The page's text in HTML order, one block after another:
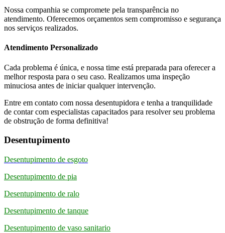
Nossa companhia se compromete pela transparência no
atendimento. Oferecemos orçamentos sem compromisso e segurança
nos serviços realizados.
Atendimento Personalizado
Cada problema é única, e nossa time está preparada para oferecer a
melhor resposta para o seu caso. Realizamos uma inspeção
minuciosa antes de iniciar qualquer intervenção.
Entre em contato com nossa desentupidora e tenha a tranquilidade
de contar com especialistas capacitados para resolver seu problema
de obstrução de forma definitiva!
Desentupimento
Desentupimento de esgoto
Desentupimento de pia
Desentupimento de ralo
Desentupimento de tanque
Desentupimento de vaso sanitario